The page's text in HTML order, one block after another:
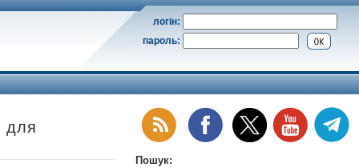
логін:
пароль:
для
Пошук: